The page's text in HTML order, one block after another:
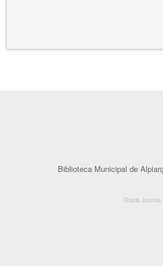
Gratis Joomla
Biblioteca Municipal de